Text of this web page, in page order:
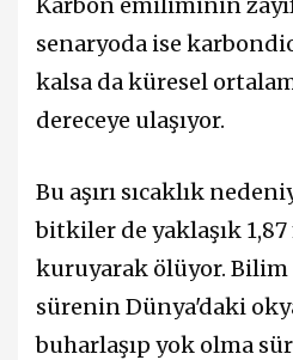
Karbon emiliminin
senaryoda ise
kalsa da küresel
dereceye ulaşıyor.
Bu aşırı sıcaklık
bitkiler de yaklaşık
kuruyarak ölüyor. Bilim
sürenin Dünya'daki
buharlaşıp yok olma